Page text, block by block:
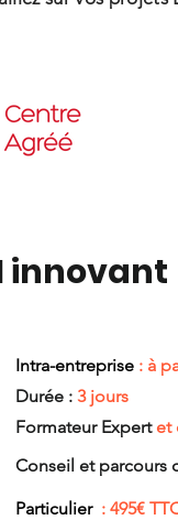
innovant
Intra-entreprise : à
Durée : 3 jours
Formateur Expertet
Conseil et parcours
Particulier : 495€